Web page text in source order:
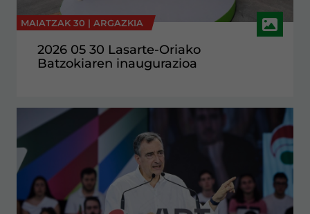
MAIATZAK 30 | ARGAZKIA
2026 05 30 Lasarte-Oriako
Batzokiaren inaugurazioa